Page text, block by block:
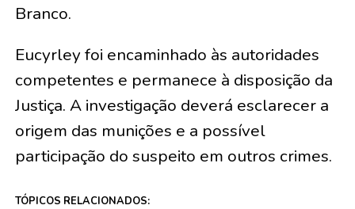
Branco.
Eucyrley foi encaminhado às autoridades
competentes e permanece à disposição da
Justiça. A investigação deverá esclarecer a
origem das munições e a possível
participação do suspeito em outros crimes.
TÓPICOS RELACIONADOS: